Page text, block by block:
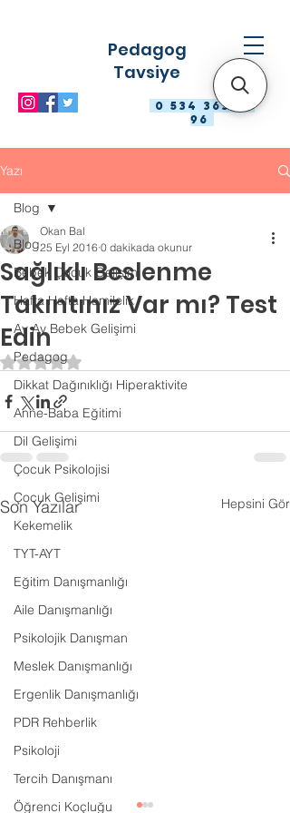
0 534 363 98
96
Pedagog
Tavsiye
Yazı
Blog
Bebek Çocuk Gelişimi
Hafta Hafta Hamilelik
Ay Ay Bebek Gelişimi
Pedagog
Dikkat Dağınıklığı Hiperaktivite
Anne-Baba Eğitimi
Dil Gelişimi
Çocuk Psikolojisi
Çocuk Gelişimi
Kekemelik
TYT-AYT
Eğitim Danışmanlığı
Aile Danışmanlığı
Psikolojik Danışman
Meslek Danışmanlığı
Ergenlik Danışmanlığı
PDR Rehberlik
Psikoloji
Tercih Danışmanı
Öğrenci Koçluğu
Blog
Sağlıklı Beslenme
Takıntınız Var mı? Test
Edin
Okan Bal
25 Eyl 2016 0 dakikada okunur
5 üzerinden NaN yıldız
Son Yazılar Hepsini Gör